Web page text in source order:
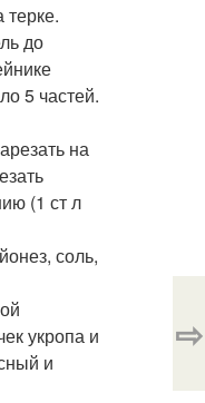
до
5 частей.
на
(1 ст л
соль,
укропа и
и
⇨